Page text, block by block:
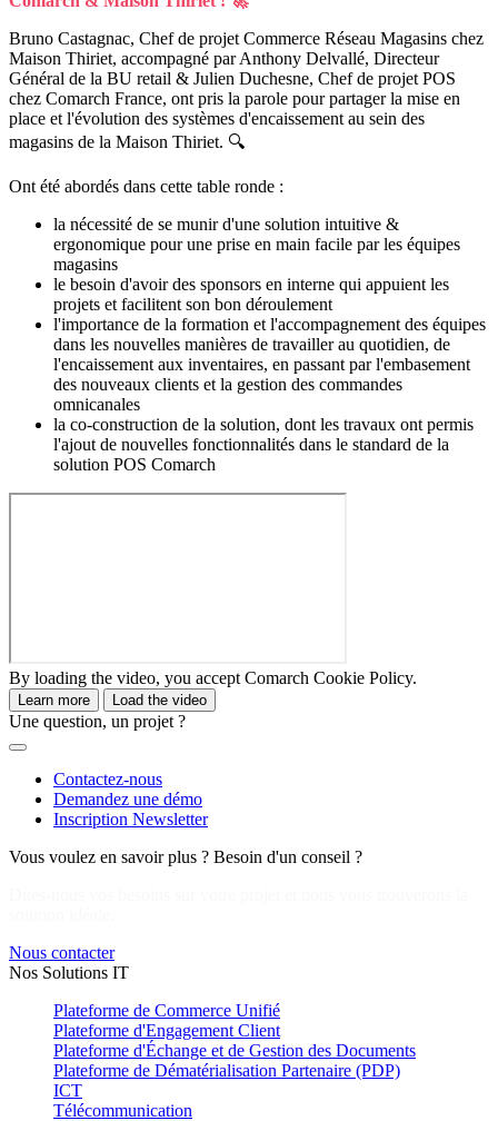
Bruno Castagnac, Chef de projet Commerce Réseau Magasins chez
Maison Thiriet, accompagné par Anthony Delvallé, Directeur
Général de la BU retail & Julien Duchesne, Chef de projet POS
chez Comarch France, ont pris la parole pour partager la mise en
place et l'évolution des systèmes d'encaissement au sein des
magasins de la Maison Thiriet. 🔍
Ont été abordés dans cette table ronde :
la nécessité de se munir d'une solution intuitive &
ergonomique pour une prise en main facile par les équipes
magasins
le besoin d'avoir des sponsors en interne qui appuient les
projets et facilitent son bon déroulement
l'importance de la formation et l'accompagnement des équipes
dans les nouvelles manières de travailler au quotidien, de
l'encaissement aux inventaires, en passant par l'embasement
des nouveaux clients et la gestion des commandes
omnicanales
la co-construction de la solution, dont les travaux ont permis
l'ajout de nouvelles fonctionnalités dans le standard de la
solution POS Comarch
By loading the video, you accept Comarch Cookie Policy.
Learn more Load the video
Une question, un projet ?
Contactez-nous
Demandez une démo
Inscription Newsletter
Vous voulez en savoir plus ? Besoin d'un conseil ?
Nous contacter
Nos Solutions IT
Plateforme de Commerce Unifié
Plateforme d'Engagement Client
Plateforme d'Échange et de Gestion des Documents
Plateforme de Dématérialisation Partenaire (PDP)
ICT
Télécommunication